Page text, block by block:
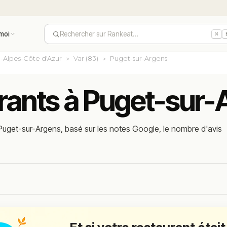
Rechercher sur Rankeat… ⌘
Alpes-Côte d'Azur Var (83) Puget-sur-Argens
à Puget-sur-
sur-Argens, basé sur les notes Google, le nombre d'avis